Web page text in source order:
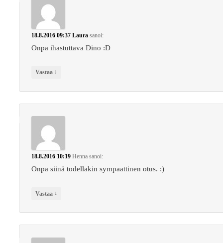
18.8.2016 09:37 Laura sanoi:
Onpa ihastuttava Dino :D
Vastaa ↓
18.8.2016 10:19 Henna sanoi:
Onpa siinä todellakin sympaattinen otus. :)
Vastaa ↓